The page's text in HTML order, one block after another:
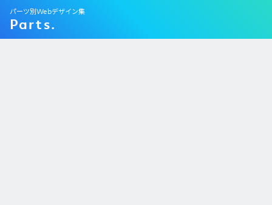
Parts.
パーツ別Webデザイン集